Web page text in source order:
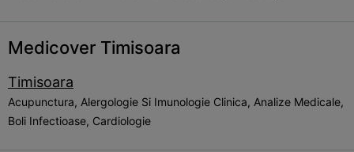
Medicover Timisoara
Timisoara
Acupunctura, Alergologie Si Imunologie Clinica, Analize Medicale,
Boli Infectioase, Cardiologie